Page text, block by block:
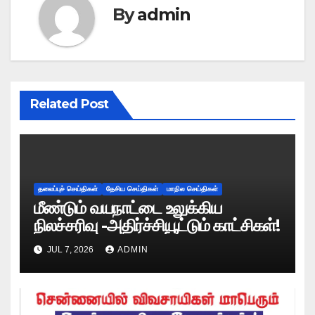
Byadmin
Related Post
தலைப்புச் செய்திகள் தேசிய செய்திகள் மாநில செய்திகள்
மீண்டும் வயநாட்டை உலுக்கிய
நிலச்சரிவு -அதிர்ச்சியூட்டும் காட்சிகள்!
JUL 7, 2026 ADMIN